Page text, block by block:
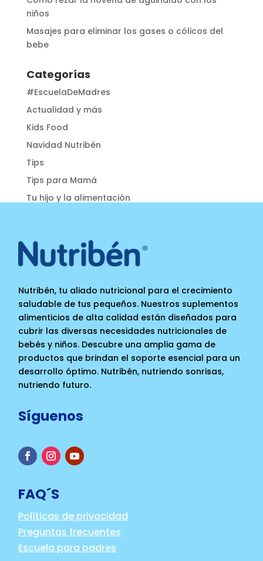
niños
Masajes para eliminar los gases o cólicos del
bebe
Categorías
#EscuelaDeMadres
Actualidad y más
Kids Food
Navidad Nutribén
Tips
Tips para Mamá
Tu hijo y la alimentación
Nutribén, tu aliado nutricional para el crecimiento
saludable de tus pequeños. Nuestros suplementos
alimenticios de alta calidad están diseñados para
cubrir las diversas necesidades nutricionales de
bebés y niños. Descubre una amplia gama de
productos que brindan el soporte esencial para un
desarrollo óptimo. Nutribén, nutriendo sonrisas,
nutriendo futuro.
Síguenos
FAQ´S
Políticas de privacidad
Preguntas frecuentes
Escuela para padres